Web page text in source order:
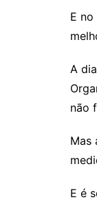
E
A
não
Mas
E é